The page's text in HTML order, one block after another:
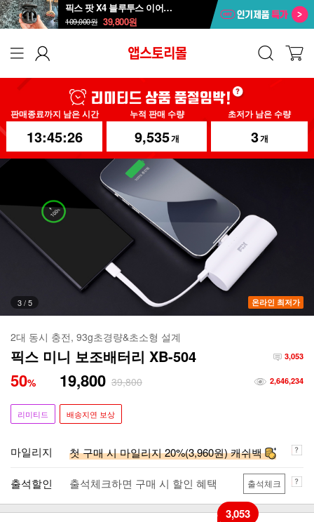
픽스 팟 X4 블루투스 이어폰 XWS-303
109,000원 39,800원
판매종료까지 남은 시간
13:45:23
누적 판매 수량
9,535개
초저가 남은 수량
3개
4/5 온라인 최저가
2대 동시 충전, 93g초경량&초소형 설계
픽스 미니 보조배터리 XB-504 3,053
50% 19,800 39,800 2,646,234
리미티드 배송지연 보상
마일리지 첫 구매 시 마일리지 20%(3,960원) 캐쉬백
출석할인 출석체크하면 구매 시 할인 혜택 출석체크
3,053